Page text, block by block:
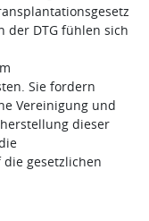
der DTG fühlen sich
Sie fordern
Vereinigung und
dieser
gesetzlichen